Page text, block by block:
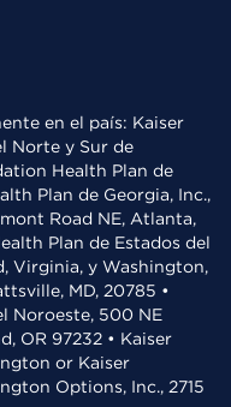
en el país: Kaiser
Norte y Sur de
Health Plan de
Plan de Georgia, Inc.,
Road NE, Atlanta,
Plan de Estados del
Virginia, y Washington,
MD, 20785 •
Noroeste, 500 NE
OR 97232 • Kaiser
or Kaiser
Options, Inc., 2715